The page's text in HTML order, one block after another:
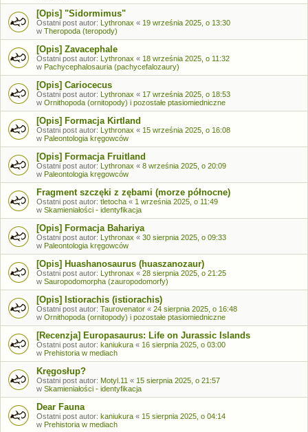
[Opis] "Sidormimus"
Ostatni post autor: Lythronax « 19 września 2025, o 13:30
w Theropoda (teropody)
[Opis] Zavacephale
Ostatni post autor: Lythronax « 18 września 2025, o 11:32
w Pachycephalosauria (pachycefalozaury)
[Opis] Cariocecus
Ostatni post autor: Lythronax « 17 września 2025, o 18:53
w Ornithopoda (ornitopody) i pozostałe ptasiomiedniczne
[Opis] Formacja Kirtland
Ostatni post autor: Lythronax « 15 września 2025, o 16:08
w Paleontologia kręgowców
[Opis] Formacja Fruitland
Ostatni post autor: Lythronax « 8 września 2025, o 20:09
w Paleontologia kręgowców
Fragment szczęki z zębami (morze północne)
Ostatni post autor: tletocha « 1 września 2025, o 11:49
w Skamieniałości - identyfikacja
[Opis] Formacja Bahariya
Ostatni post autor: Lythronax « 30 sierpnia 2025, o 09:33
w Paleontologia kręgowców
[Opis] Huashanosaurus (huaszanozaur)
Ostatni post autor: Lythronax « 28 sierpnia 2025, o 21:25
w Sauropodomorpha (zauropodomorfy)
[Opis] Istiorachis (istiorachis)
Ostatni post autor: Taurovenator « 24 sierpnia 2025, o 16:48
w Ornithopoda (ornitopody) i pozostałe ptasiomiedniczne
[Recenzja] Europasaurus: Life on Jurassic Islands
Ostatni post autor: kaniukura « 16 sierpnia 2025, o 03:00
w Prehistoria w mediach
Kręgosłup?
Ostatni post autor: Motyl.11 « 15 sierpnia 2025, o 21:57
w Skamieniałości - identyfikacja
Dear Fauna
Ostatni post autor: kaniukura « 15 sierpnia 2025, o 04:14
w Prehistoria w mediach